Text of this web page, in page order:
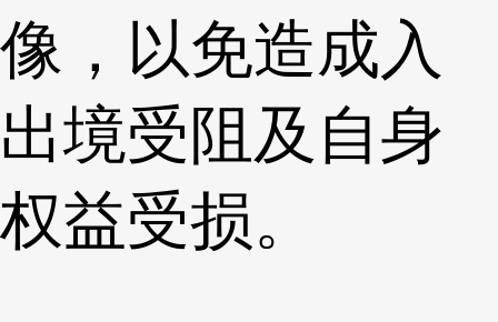
像，以免造成入
出境受阻及自身
权益受损。